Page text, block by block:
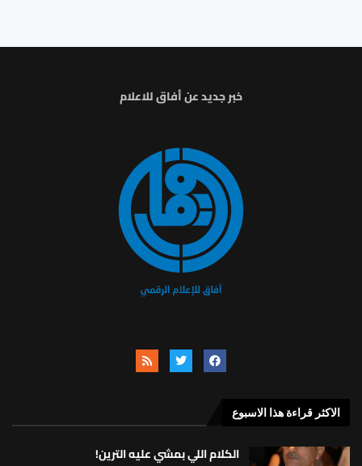
خبر جديد عن أفاق للاعلام
الاكثر قراءة هذا الاسبوع
الكلام اللي بمشي عليه الترين!